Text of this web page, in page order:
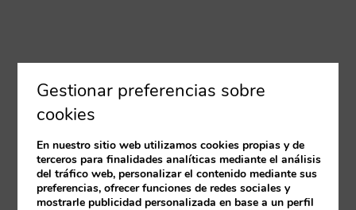
Gestionar preferencias sobre
cookies
En nuestro sitio web utilizamos cookies propias y de
terceros para finalidades analíticas mediante el análisis
del tráfico web, personalizar el contenido mediante sus
preferencias, ofrecer funciones de redes sociales y
mostrarle publicidad personalizada en base a un perfil